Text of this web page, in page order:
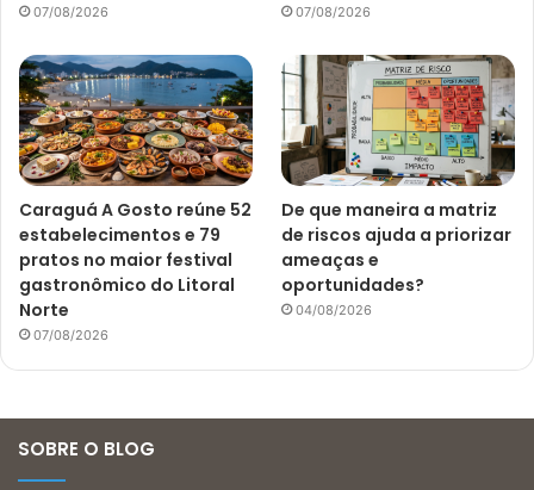
07/08/2026 07/08/2026
Caraguá A Gosto reúne 52
estabelecimentos e 79
pratos no maior festival
gastronômico do Litoral
Norte
07/08/2026
De que maneira a matriz
de riscos ajuda a priorizar
ameaças e
oportunidades?
04/08/2026
SOBRE O BLOG